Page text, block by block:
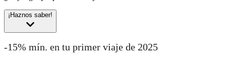
¡Haznos saber!
-15% mín. en tu primer viaje de 2025